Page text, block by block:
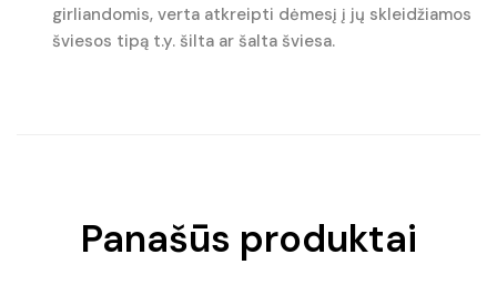
girliandomis, verta atkreipti dėmesį į jų skleidžiamos
šviesos tipą t.y. šilta ar šalta šviesa.
Panašūs produktai